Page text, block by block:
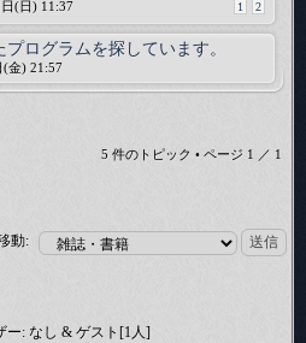
1 2
(日) 11:37
ログラムを探しています。
(金) 21:57
5 件のトピック • ページ 1 ／ 1
動:
ー: なし & ゲスト[1人]